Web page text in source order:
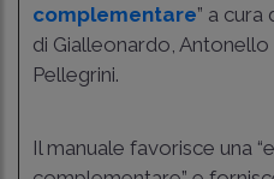
complementare” a
di Gialleonardo,
Pellegrini.
Il manuale favorisce una